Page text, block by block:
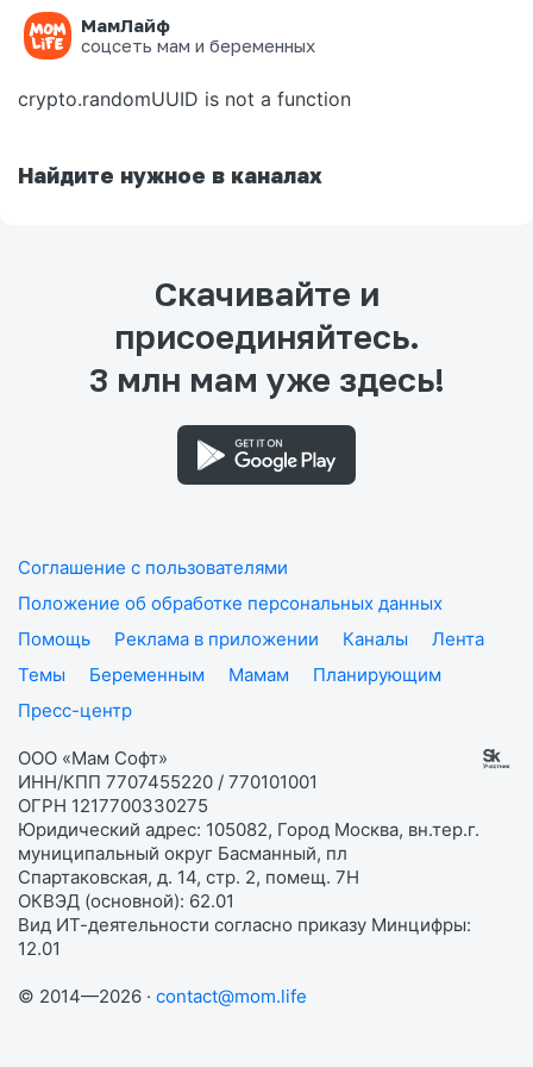
МамЛайф
соцсеть мам и беременных
Ошибка на странице
crypto.randomUUID is not a function
Найдите нужное в каналах
Скачивайте и
присоединяйтесь.
3 млн мам уже здесь!
Соглашение с пользователями
Положение об обработке персональных данных
Помощь
Реклама в приложении Каналы
Лента
Темы
Беременным Мамам
Планирующим
Пресс-центр
ООО «Мам Софт»
ИНН/КПП 7707455220 / 770101001
ОГРН 1217700330275
Юридический адрес: 105082, Город Москва, вн.тер.г.
муниципальный округ Басманный, пл
Спартаковская, д. 14, стр. 2, помещ. 7Н
ОКВЭД (основной): 62.01
Вид ИТ-деятельности согласно приказу Минцифры:
12.01
© 2014—2026 · contact@mom.life